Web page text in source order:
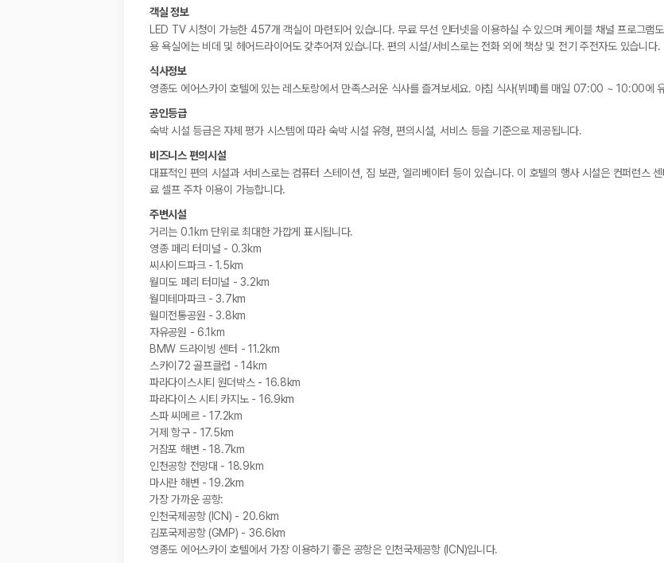
객실 정보
LED TV 시청이 가능한 457개 객실이 마련되어 있습니다. 무료 무선 인터넷을 이용하실 수 있으며 케이블 채널 프로그램
용 욕실에는 비데 및 헤어드라이어도 갖추어져 있습니다. 편의 시설/서비스로는 전화 외에 책상 및 전기 주전자도 있습니다.
식사정보
영종도 에어스카이 호텔에 있는 레스토랑에서 만족스러운 식사를 즐겨보세요. 아침 식사(뷔페)를 매일 07:00 ~ 10:00에
공인등급
숙박 시설 등급은 자체 평가 시스템에 따라 숙박 시설 유형, 편의시설, 서비스 등을 기준으로 제공됩니다.
비즈니스 편의시설
대표적인 편의 시설과 서비스로는 컴퓨터 스테이션, 짐 보관, 엘리베이터 등이 있습니다. 이 호텔의 행사 시설은 컨퍼런스
료 셀프 주차 이용이 가능합니다.
주변시설
거리는 0.1km 단위로 최대한 가깝게 표시됩니다.
영종 페리 터미널 - 0.3km
씨사이드파크 - 1.5km
월미도 페리 터미널 - 3.2km
월미테마파크 - 3.7km
월미전통공원 - 3.8km
자유공원 - 6.1km
BMW 드라이빙 센터 - 11.2km
스카이72 골프클럽 - 14km
파라다이스시티 원더박스 - 16.8km
파라다이스 시티 카지노 - 16.9km
스파 씨메르 - 17.2km
거제 항구 - 17.5km
거잠포 해변 - 18.7km
인천공항 전망대 - 18.9km
마시란 해변 - 19.2km
가장 가까운 공항:
인천국제공항 (ICN) - 20.6km
김포국제공항 (GMP) - 36.6km
영종도 에어스카이 호텔에서 가장 이용하기 좋은 공항은 인천국제공항 (ICN)입니다.